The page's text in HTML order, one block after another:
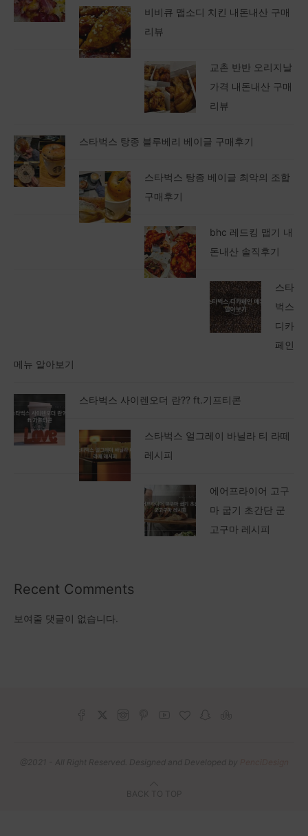
비비큐 맵소디 치킨 내돈내산 구매
리뷰
교촌 반반 오리지날
가격 내돈내산 구매
리뷰
스타벅스 탕종 블루베리 베이글 구매후기
스타벅스 탕종 베이글 최악의 조합
구매후기
bhc 레드킹 맵기 내
돈내산 솔직후기
스타
벅스
디카
페인
메뉴 알아보기
스타벅스 사이렌오더 란?? ft.기프티콘
스타벅스 얼그레이 바닐라 티 라떼
레시피
에어프라이어 고구
마 굽기 초간단 군
고구마 레시피
Recent Comments
보여줄 댓글이 없습니다.
@2021 - All Right Reserved. Designed and Developed by
BACK TO TOP